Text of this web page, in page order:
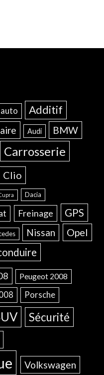
Additif
Audi BMW
Carrosserie
Clio
Dacia
Freinage GPS
Nissan Opel
Peugeot 2008
Porsche
Sécurité
Volkswagen